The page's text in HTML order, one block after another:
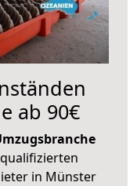
ab 90€
in Münster